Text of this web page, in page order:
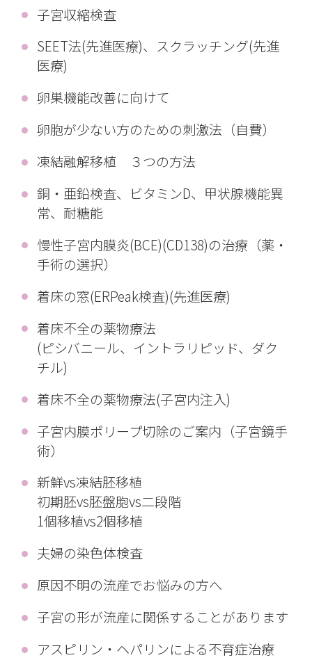
子宮収縮検査
SEET法(先進医療)、スクラッチング(先進
医療)
卵巣機能改善に向けて
卵胞が少ない方のための刺激法（自費）
凍結融解移植 ３つの方法
銅・亜鉛検査、ビタミンD、甲状腺機能異
常、耐糖能
慢性子宮内膜炎(BCE)(CD138)の治療（薬・
手術の選択）
着床の窓(ERPeak検査)(先進医療)
着床不全の薬物療法
(ピシバニール、イントラリピッド、ダク
チル)
着床不全の薬物療法(子宮内注入)
子宮内膜ポリープ切除のご案内（子宮鏡手
術）
新鮮vs凍結胚移植
初期胚vs胚盤胞vs二段階
1個移植vs2個移植
夫婦の染色体検査
原因不明の流産でお悩みの方へ
子宮の形が流産に関係することがあります
アスピリン・ヘパリンによる不育症治療